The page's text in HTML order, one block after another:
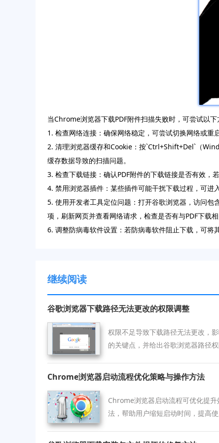
当Chrome浏览器下载PDF附件扫描失败时，可尝试以下
1. 检查网络连接：确保网络稳定，可尝试切换网络或重
2. 清理浏览器缓存和Cookie：按`Ctrl+Shift+Del`（
缓存数据导致的扫描问题。
3. 检查下载链接：确认PDF附件的下载链接是否有效，
4. 禁用浏览器插件：某些插件可能干扰下载过程，可
5. 使用开发者工具定位问题：打开谷歌浏览器，访问包
项，刷新网页并查看网络请求，检查是否有与PDF下载相
6. 调整防病毒软件设置：若防病毒软件阻止下载，可将
继续阅读
谷歌浏览器下载路径无法更改的权限调整
权限不足导致下载路径无法更改，
的关键点，并给出谷歌浏览器路径
Chrome浏览器启动流程优化策略与操作方法
Chrome浏览器启动流程可优化提
法，帮助用户缩短启动时间，提高使